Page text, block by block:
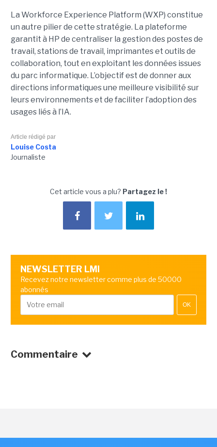
La Workforce Experience Platform (WXP) constitue
un autre pilier de cette stratégie. La plateforme
garantit à HP de centraliser la gestion des postes de
travail, stations de travail, imprimantes et outils de
collaboration, tout en exploitant les données issues
du parc informatique. L’objectif est de donner aux
directions informatiques une meilleure visibilité sur
leurs environnements et de faciliter l’adoption des
usages liés à l’IA.
Article rédigé par
Louise Costa
Journaliste
Cet article vous a plu? Partagez le !
NEWSLETTER LMI
Recevez notre newsletter comme plus de 50000
abonnés
OK
Commentaire